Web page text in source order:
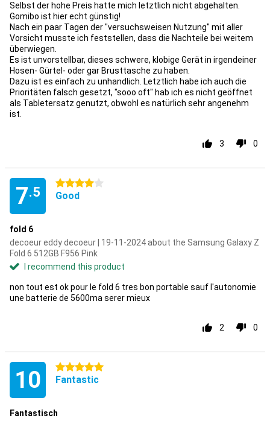
Selbst der hohe Preis hatte mich letztlich nicht abgehalten.
Gomibo ist hier echt günstig!
Nach ein paar Tagen der "versuchsweisen Nutzung" mit aller
Vorsicht musste ich feststellen, dass die Nachteile bei weitem
überwiegen.
Es ist unvorstellbar, dieses schwere, klobige Gerät in irgendeiner
Hosen- Gürtel- oder gar Brusttasche zu haben.
Dazu ist es einfach zu unhandlich. Letztlich habe ich auch die
Prioritäten falsch gesetzt, "sooo oft" hab ich es nicht geöffnet
als Tabletersatz genutzt, obwohl es natürlich sehr angenehm
ist.
3 0
7.5
4 stars
Good
fold 6
decoeur eddy decoeur | 19-11-2024 about the Samsung Galaxy Z
Fold 6 512GB F956 Pink
I recommend this product
non tout est ok pour le fold 6 tres bon portable sauf l'autonomie
une batterie de 5600ma serer mieux
2 0
10 5 stars
Fantastic
Fantastisch